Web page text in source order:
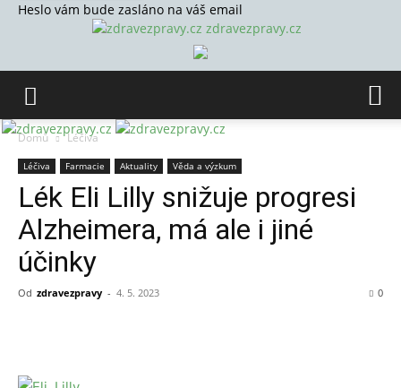
Heslo vám bude zasláno na váš email
zdravezpravy.cz
Domů Léčiva
Léčiva Farmacie Aktuality Věda a výzkum
Lék Eli Lilly snižuje progresi
Alzheimera, má ale i jiné
účinky
Od zdravezpravy - 4. 5. 2023 0